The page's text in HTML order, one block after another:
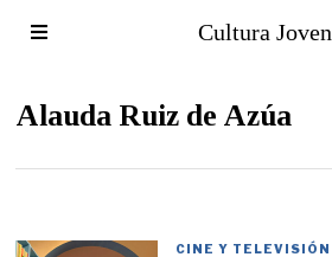
Cultura Joven
Alauda Ruiz de Azúa
CINE Y TELEVISIÓN